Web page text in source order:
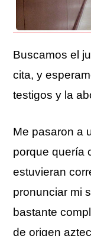
Buscamos el
cita, y
testigos y la
Me pasaron a
porque quería
estuvieran
pronunciar mi
bastante
de origen